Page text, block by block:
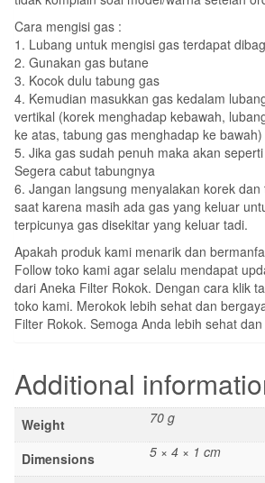
Cara mengisi gas :
1. Lubang untuk mengisi gas terdapat
2. Gunakan gas butane
3. Kocok dulu tabung gas
4. Kemudian masukkan gas kedalam
vertikal (korek menghadap kebawah,
ke atas, tabung gas menghadap ke bawah)
5. Jika gas sudah penuh maka akan
Segera cabut tabungnya
6. Jangan langsung menyalakan korek
saat karena masih ada gas yang keluar
terpicunya gas disekitar yang keluar tadi.
Apakah produk kami menarik dan
Follow toko kami agar selalu mendapat
dari Aneka Filter Rokok. Dengan cara klik
toko kami. Merokok lebih sehat dan
Filter Rokok. Semoga Anda lebih sehat
Additional
Weight 70 g
Dimensions 5 × 4 × 1 cm